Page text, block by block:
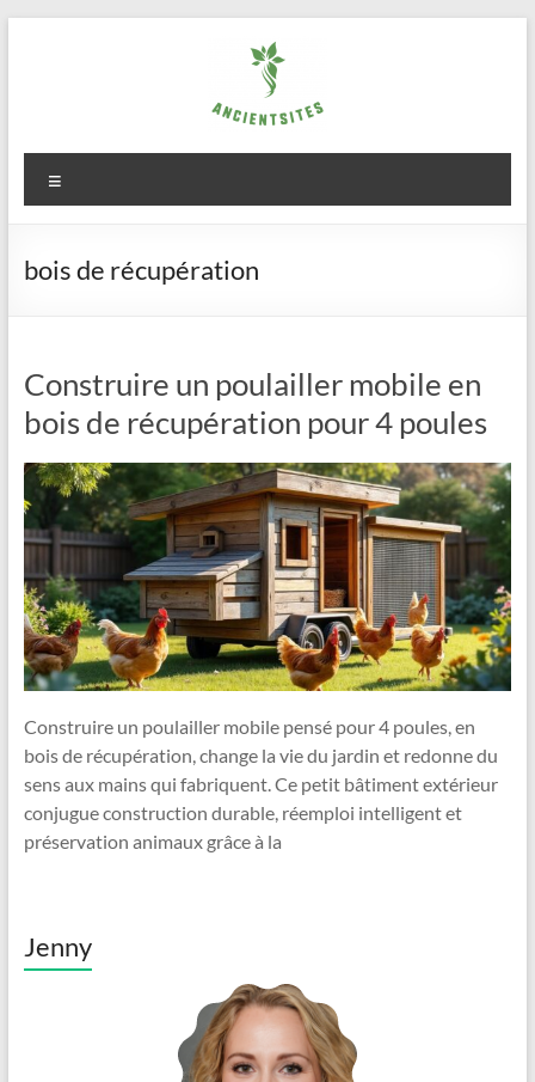
ancientsites.eu
bois de récupération
Construire un poulailler mobile en
bois de récupération pour 4 poules
Construire un poulailler mobile pensé pour 4 poules, en
bois de récupération, change la vie du jardin et redonne du
sens aux mains qui fabriquent. Ce petit bâtiment extérieur
conjugue construction durable, réemploi intelligent et
préservation animaux grâce à la
Jenny